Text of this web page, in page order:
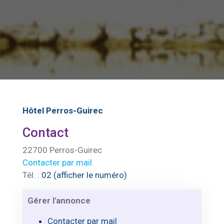
Hôtel Perros-Guirec
Contact
22700 Perros-Guirec
Contacter par mail
Tél. : 02 (afficher le numéro)
Gérer l'annonce
Contacter par mail